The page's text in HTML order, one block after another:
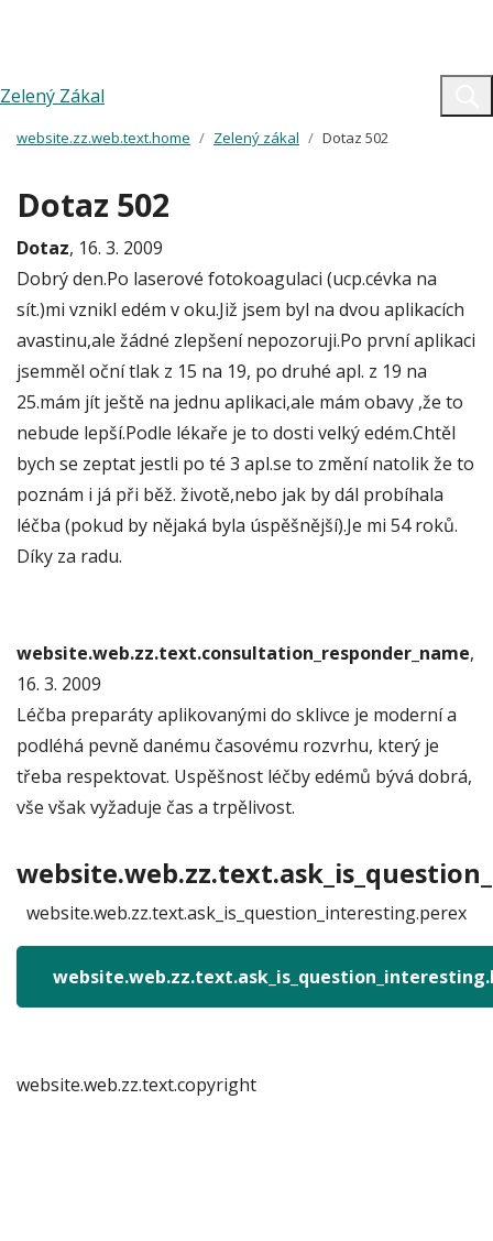
Zelený Zákal
website.zz.web.text.home Zelený zákal Dotaz 502
Dotaz 502
Dotaz, 16. 3. 2009
Dobrý den.Po laserové fotokoagulaci (ucp.cévka na
sít.)mi vznikl edém v oku.Již jsem byl na dvou aplikacích
avastinu,ale žádné zlepšení nepozoruji.Po první aplikaci
jsemměl oční tlak z 15 na 19, po druhé apl. z 19 na
25.mám jít ještě na jednu aplikaci,ale mám obavy ,že to
nebude lepší.Podle lékaře je to dosti velký edém.Chtěl
bych se zeptat jestli po té 3 apl.se to změní natolik že to
poznám i já při běž. životě,nebo jak by dál probíhala
léčba (pokud by nějaká byla úspěšnější).Je mi 54 roků.
Díky za radu.
website.web.zz.text.consultation_responder_name,
16. 3. 2009
Léčba preparáty aplikovanými do sklivce je moderní a
podléhá pevně danému časovému rozvrhu, který je
třeba respektovat. Uspěšnost léčby edémů bývá dobrá,
vše však vyžaduje čas a trpělivost.
website.web.zz.text.ask_is_question_interesting.perex
website.web.zz.text.copyright